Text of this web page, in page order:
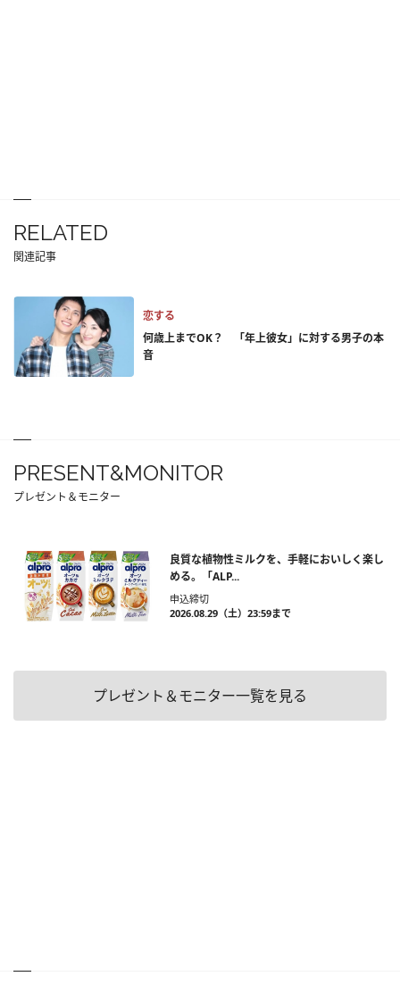
RELATED
関連記事
恋する
何歳上までOK？ 「年上彼女」に対する男子の本
音
PRESENT&MONITOR
プレゼント＆モニター
良質な植物性ミルクを、手軽においしく楽し
める。「ALP...
申込締切
2026.08.29（土）23:59まで
プレゼント＆モニター一覧を見る